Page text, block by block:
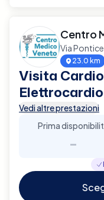
Centro
Via
23.0 km
Visita
Vedi altre prestazioni
Prima
-